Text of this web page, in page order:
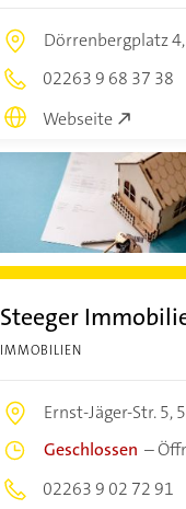
Dörrenbergplatz 4,
02263 9 68 37 38
Webseite
Steeger
IMMOBILIEN
Ernst-Jäger-Str. 5,
Geschlossen –
02263 9 02 72 91